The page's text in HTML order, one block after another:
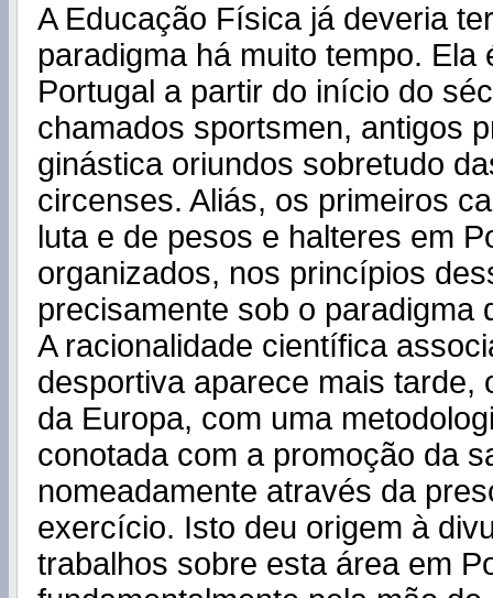
A Educação Física já deveria
paradigma há muito tempo. Ela
Portugal a partir do início do
chamados sportsmen, antigos
ginástica oriundos sobretudo
circenses. Aliás, os primeiros
luta e de pesos e halteres em
organizados, nos princípios
precisamente sob o paradigma
A racionalidade científica
desportiva aparece mais tarde,
da Europa, com uma
conotada com a promoção da
nomeadamente através da
exercício. Isto deu origem à
trabalhos sobre esta área em